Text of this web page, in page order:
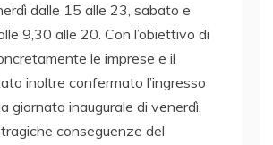
dalle 15 alle 23, sabato e
9,30 alle 20. Con l’obiettivo di
le imprese e il
inoltre confermato l’ingresso
giornata inaugurale di venerdì.
conseguenze del